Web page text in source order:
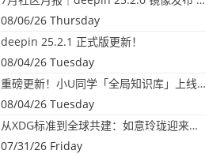
08/06/26 Thursday
deepin 25.2.1 正式版更新！
08/04/26 Tuesday
重磅更新！小U同学「全局知识库」上线：你的本地文件，终于"活"起来了
08/04/26 Tuesday
从XDG标准到全球共建：如意玲珑迎来首个海外开源贡献
07/31/26 Friday